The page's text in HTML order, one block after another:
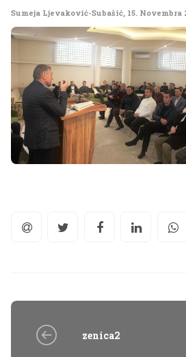
Sumeja Ljevaković-Subašić, 15. Novembra
zenica2